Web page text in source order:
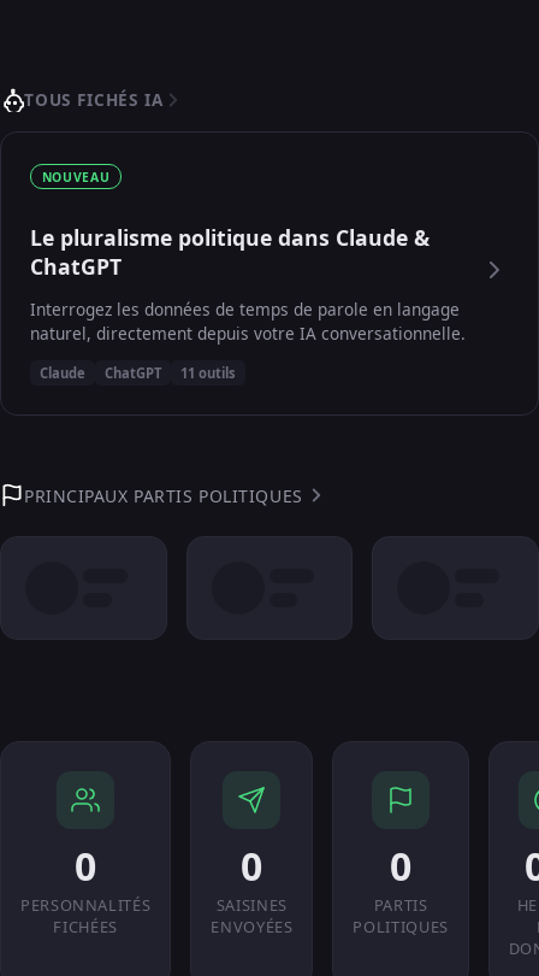
TOUS FICHÉS IA
NOUVEAU
Le pluralisme politique dans Claude &
ChatGPT
Interrogez les données de temps de parole en langage
naturel, directement depuis votre IA conversationnelle.
Claude ChatGPT 11 outils
PRINCIPAUX PARTIS POLITIQUES
0
PERSONNALITÉS
FICHÉES
0
SAISINES
ENVOYÉES
0
PARTIS
POLITIQUES